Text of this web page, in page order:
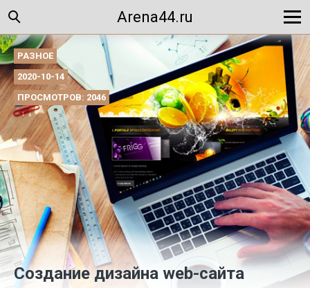
Arena44.ru
РАЗНОЕ
2020-10-14
ПРОСМОТРОВ: 2046
Создание дизайна web-сайта